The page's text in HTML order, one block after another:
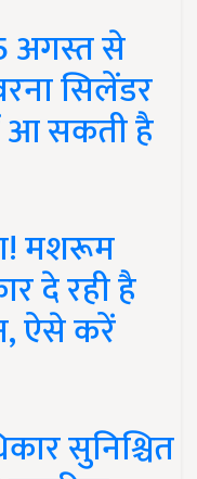
अगस्त से
सिलेंडर
आ सकती है
मशरूम
दे रही है
ऐसे करें
सुनिश्चित